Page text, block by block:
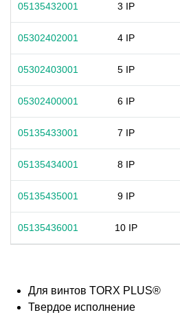
05135432001 3 IP
05302402001 4 IP
05302403001 5 IP
05302400001 6 IP
05135433001 7 IP
05135434001 8 IP
05135435001 9 IP
05135436001 10 IP
Для винтов TORX PLUS®
Твердое исполнение